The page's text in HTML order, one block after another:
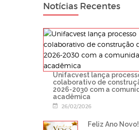
Notícias Recentes
Unifacvest lança
colaborativo de
2026-2030 com a
acadêmica
26/02/2026
Feliz Ano Novo!